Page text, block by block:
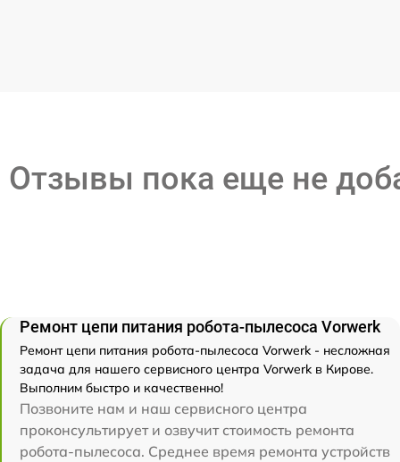
Отзывы пока еще не
Ремонт цепи питания робота-пылесоса Vorwerk
Ремонт цепи питания робота-пылесоса Vorwerk - несложная
задача для нашего сервисного центра Vorwerk в Кирове.
Выполним быстро и качественно!
Позвоните нам и наш сервисного центра
проконсультирует и озвучит стоимость ремонта
робота-пылесоса. Среднее время ремонта устройств